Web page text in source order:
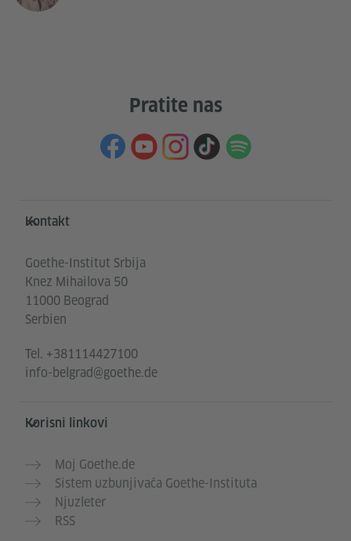
Pratite nas
Service- und Informationsbereich
Kontakt
Goethe-Institut Srbija
Knez Mihailova 50
11000 Beograd
Serbien
Tel. +381114427100
info-belgrad@goethe.de
Korisni linkovi
Moj Goethe.de
Sistem uzbunjivača Goethe-Instituta
Njuzleter
RSS